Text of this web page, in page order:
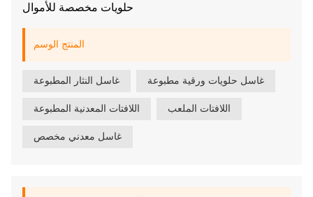
حلويات مخصصة للأموال
المنتج الوسم
غاسل النثار المطبوعة غاسل حلويات ورقية مطبوعة
اللافتات المعدنية المطبوعة اللافتات الملعب
غاسل معدني مخصص